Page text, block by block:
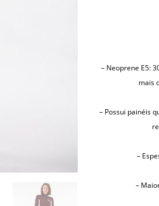
– Neoprene E5:
mais
– Possui painéis
–
–